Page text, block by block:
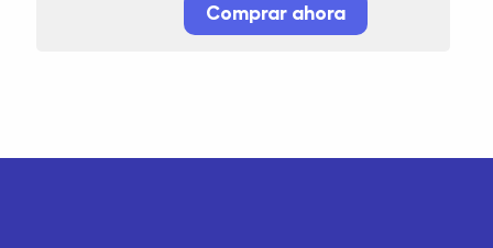
Comprar ahora